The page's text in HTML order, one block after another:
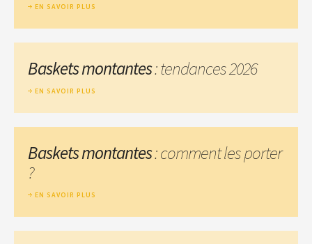
EN SAVOIR PLUS
Baskets montantes: tendances 2026
EN SAVOIR PLUS
Baskets montantes: comment les porter
?
EN SAVOIR PLUS